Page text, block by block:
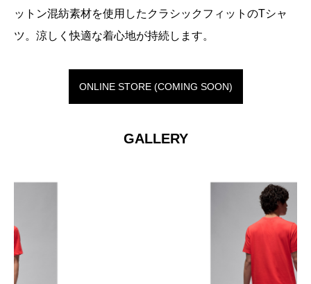
ットン混紡素材を使用したクラシックフィットのTシャ
ツ。涼しく快適な着心地が持続します。
ONLINE STORE (COMING SOON)
GALLERY